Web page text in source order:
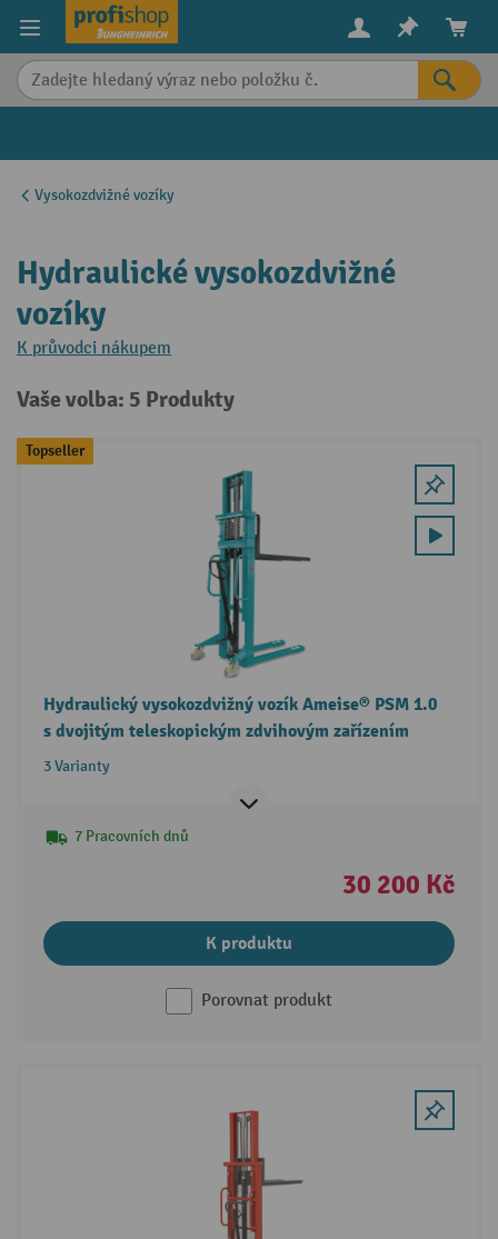
content
Vysokozdvižné vozíky
Hydraulické vysokozdvižné
vozíky
K průvodci nákupem
Vaše volba: 5 Produkty
Topseller
Hydraulický vysokozdvižný vozík Ameise® PSM 1.0
s dvojitým teleskopickým zdvihovým zařízením
3 Varianty
7 Pracovních dnů
30 200 Kč
K produktu
Porovnat produkt